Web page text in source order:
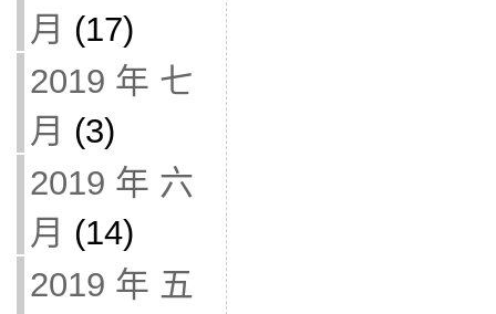
月 (17)
2019 年 七
月 (3)
2019 年 六
月 (14)
2019 年 五